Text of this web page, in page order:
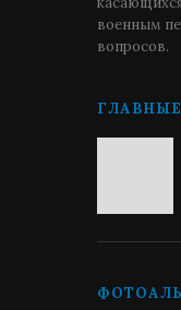
военным
вопросов.